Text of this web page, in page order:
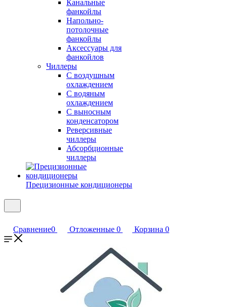
Канальные
фанкойлы
Напольно-
потолочные
фанкойлы
Аксессуары для
фанкойлов
Чиллеры
С воздушным
охлаждением
С водяным
охлаждением
С выносным
конденсатором
Реверсивные
чиллеры
Абсорбционные
чиллеры
Прецизионные кондиционеры
Сравнение0 Отложенные 0 Корзина 0